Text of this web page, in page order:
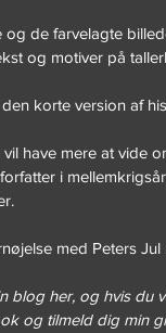
og de farvelagte
og motiver på
korte version af
vil have mere at vide
i
med Peters
blog her, og hvis du
og tilmeld dig min